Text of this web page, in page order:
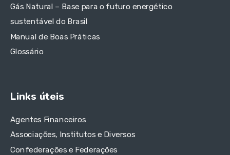
Gás Natural – Base para o futuro energético
sustentável do Brasil
Manual de Boas Práticas
Glossário
Links úteis
Agentes Financeiros
Associações, Institutos e Diversos
Confederações e Federações